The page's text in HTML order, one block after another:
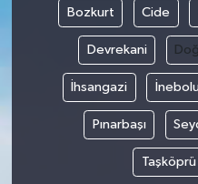
Bozkurt Cide
Devrekani
İhsangazi
Pınarbaşı
Taşköprü
SOMA
TURGUTLU
YUNUSEMRE
MANİSA'NIN
MANİSA'YI KEŞFET
TÜRKİYE'DE TREND
ÖZEL HABER